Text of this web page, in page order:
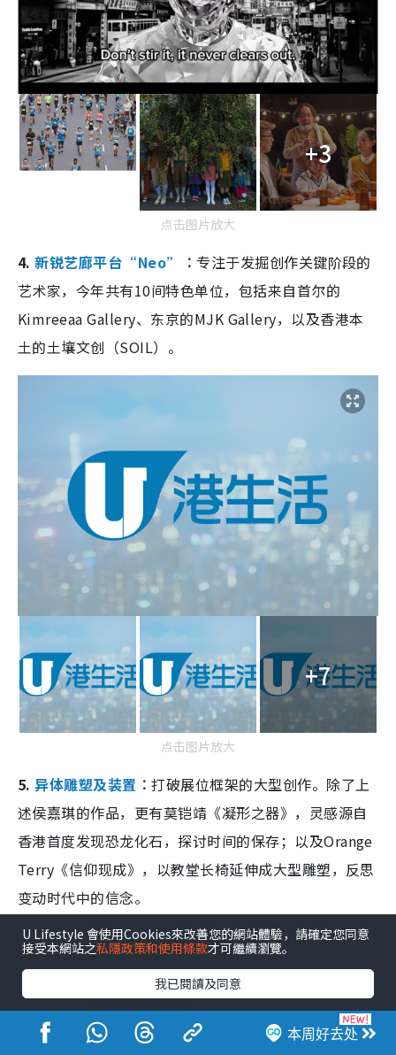
+3
点击图片放大
4.新锐艺廊平台“Neo” ︰ 专注于发掘创作关键阶段的
艺术家，今年共有10间特色单位，包括来自首尔的
Kimreeaa Gallery、东京的MJK Gallery，以及香港本
土的土壤文创（SOIL）。
+7
点击图片放大
5.异体雕塑及装置 ︰打破展位框架的大型创作。除了上
述侯嘉琪的作品，更有莫铠靖《凝形之器》，灵感源自
香港首度发现恐龙化石，探讨时间的保存；以及Orange
Terry《信仰现成》，以教堂长椅延伸成大型雕塑，反思
变动时代中的信念。
本周好去处
U Lifestyle 會使用Cookies來改善您的網站體驗，請確定您同意
接受本網站之私隱政策和使用條款才可繼續瀏覽。
我已閱讀及同意